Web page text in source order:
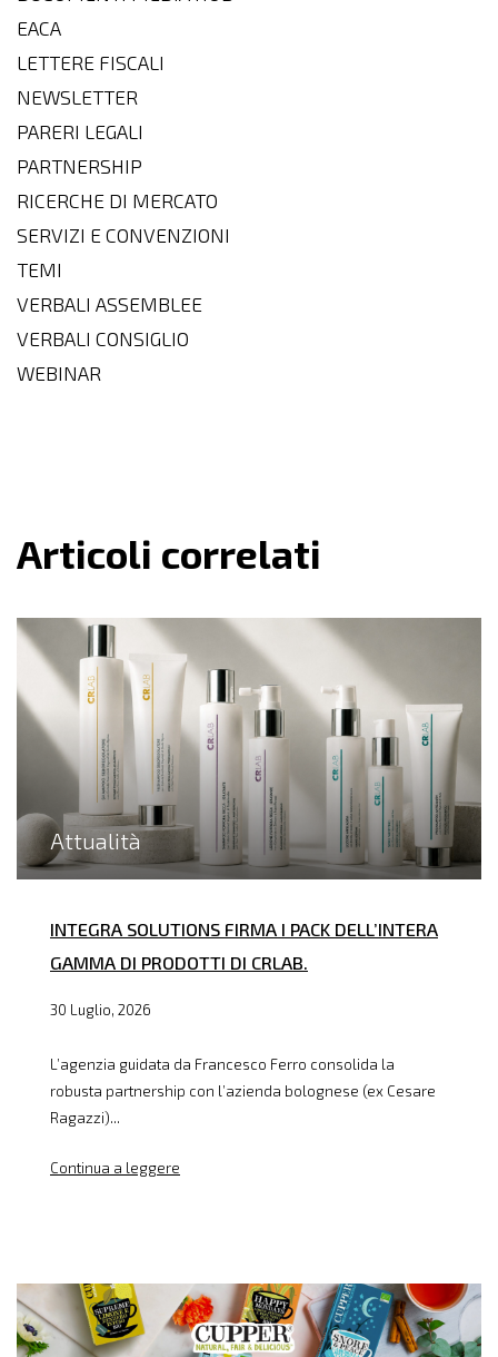
EACA
LETTERE FISCALI
NEWSLETTER
PARERI LEGALI
PARTNERSHIP
RICERCHE DI MERCATO
SERVIZI E CONVENZIONI
TEMI
VERBALI ASSEMBLEE
VERBALI CONSIGLIO
WEBINAR
Articoli correlati
Attualità
INTEGRA SOLUTIONS FIRMA I PACK DELL’INTERA
GAMMA DI PRODOTTI DI CRLAB.
30 Luglio, 2026
L’agenzia guidata da Francesco Ferro consolida la
robusta partnership con l’azienda bolognese (ex Cesare
Ragazzi)...
Continua a leggere